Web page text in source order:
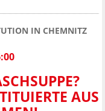
IN CHEMNITZ
AUS